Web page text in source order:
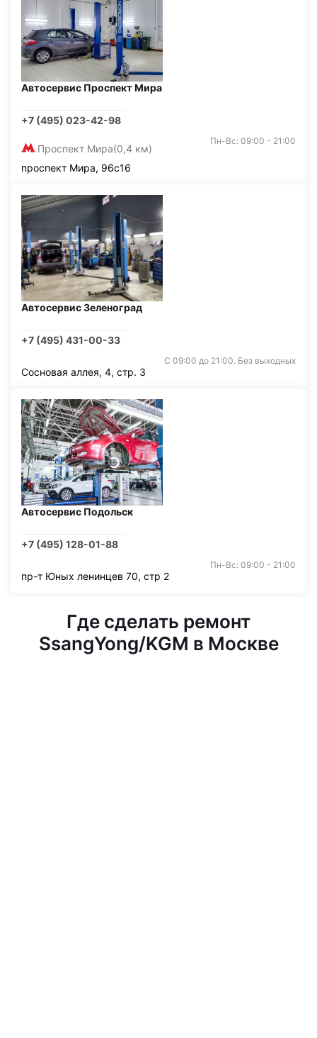
Автосервис Проспект Мира
+7 (495) 023-42-98
Проспект Мира(0,4 км)
Пн-Вс: 09:00 - 21:00
проспект Мира, 96с16
Автосервис Зеленоград
+7 (495) 431-00-33
С 09:00 до 21:00. Без выходных
Сосновая аллея, 4, стр. 3
Автосервис Подольск
+7 (495) 128-01-88
Пн-Вс: 09:00 - 21:00
пр-т Юных ленинцев 70, стр 2
Где сделать ремонт
SsangYong/KGM в Москве